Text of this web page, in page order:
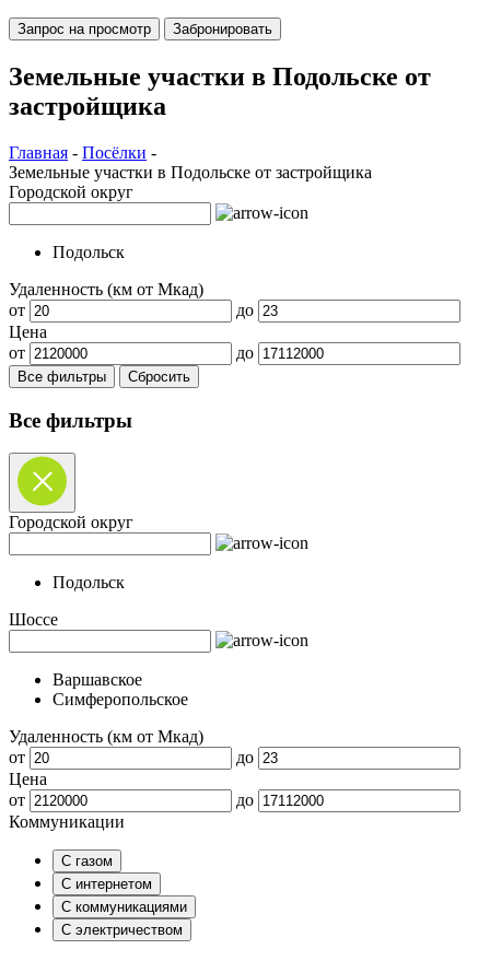
Запрос на просмотр Забронировать
Земельные участки в Подольске от
застройщика
Главная - Посёлки -
Земельные участки в Подольске от застройщика
Городской округ
Подольск
Удаленность (км от Мкад)
от
до
Цена
от
до
Все фильтры Сбросить
Все фильтры
Городской округ
Подольск
Шоссе
Варшавское
Симферопольское
Удаленность (км от Мкад)
от
до
Цена
от
до
Коммуникации
С газом
С интернетом
С коммуникациями
С электричеством